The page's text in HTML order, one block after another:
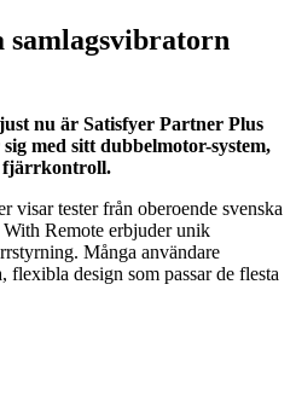
samlagsvibratorn
nu är Satisfyer Partner Plus
med sitt dubbelmotor-system,
fjärrkontroll.
visar tester från oberoende svenska
Remote erbjuder unik
Många användare
flexibla design som passar de flesta